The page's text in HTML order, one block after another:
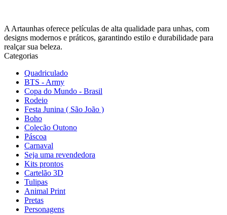
A Artaunhas oferece películas de alta qualidade para unhas, com
designs modernos e práticos, garantindo estilo e durabilidade para
realçar sua beleza.
Categorias
Quadriculado
BTS - Army
Copa do Mundo - Brasil
Rodeio
Festa Junina ( São João )
Boho
Colecão Outono
Páscoa
Carnaval
Seja uma revendedora
Kits prontos
Cartelão 3D
Tulipas
Animal Print
Pretas
Personagens